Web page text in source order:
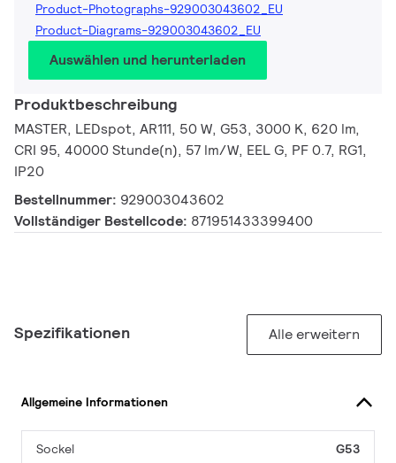
Product-Photographs-929003043602_EU
Product-Diagrams-929003043602_EU
Auswählen und herunterladen
Produktbeschreibung
MASTER, LEDspot, AR111, 50 W, G53, 3000 K, 620 lm,
CRI 95, 40000 Stunde(n), 57 lm/W, EEL G, PF 0.7, RG1,
IP20
Bestellnummer: 929003043602
Vollständiger Bestellcode: 871951433399400
Spezifikationen Alle erweitern
Allgemeine Informationen
Sockel G53